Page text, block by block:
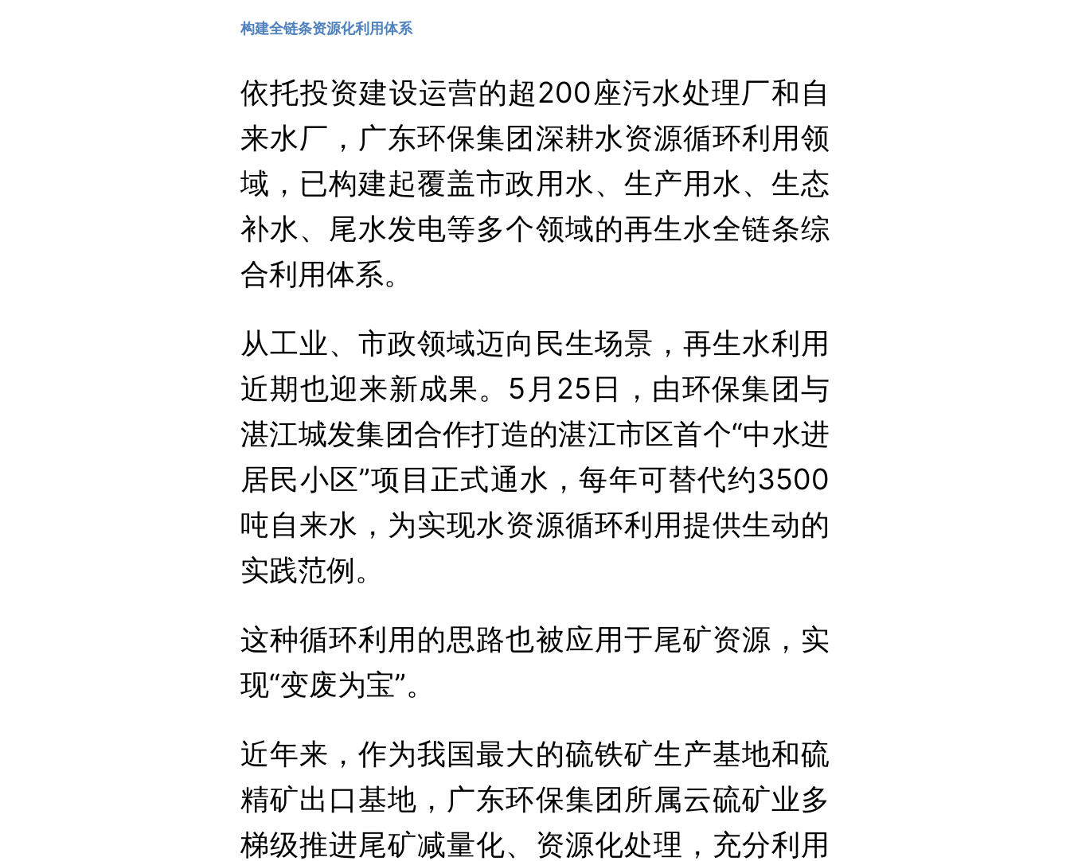
构建全链条资源化利用体系
依托投资建设运营的超200座污水处理厂和自
来水厂，广东环保集团深耕水资源循环利用领
域，已构建起覆盖市政用水、生产用水、生态
补水、尾水发电等多个领域的再生水全链条综
合利用体系。
从工业、市政领域迈向民生场景，再生水利用
近期也迎来新成果。5月25日，由环保集团与
湛江城发集团合作打造的湛江市区首个“中水进
居民小区”项目正式通水，每年可替代约3500
吨自来水，为实现水资源循环利用提供生动的
实践范例。
这种循环利用的思路也被应用于尾矿资源，实
现“变废为宝”。
近年来，作为我国最大的硫铁矿生产基地和硫
精矿出口基地，广东环保集团所属云硫矿业多
梯级推进尾矿减量化、资源化处理，充分利用